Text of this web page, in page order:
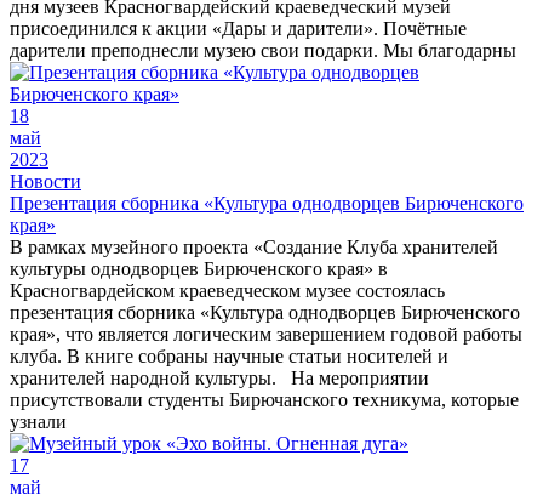
дня музеев Красногвардейский краеведческий музей
присоединился к акции «Дары и дарители». Почётные
дарители преподнесли музею свои подарки. Мы благодарны
18
май
2023
Новости
Презентация сборника «Культура однодворцев Бирюченского
края»
В рамках музейного проекта «Создание Клуба хранителей
культуры однодворцев Бирюченского края» в
Красногвардейском краеведческом музее состоялась
презентация сборника «Культура однодворцев Бирюченского
края», что является логическим завершением годовой работы
клуба. В книге собраны научные статьи носителей и
хранителей народной культуры. На мероприятии
присутствовали студенты Бирючанского техникума, которые
узнали
17
май